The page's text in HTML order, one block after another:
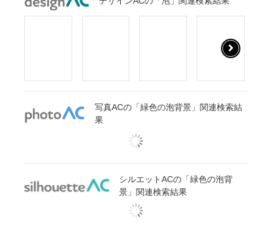
写真ACの「緑色の泡背景」関連検索結
果
シルエットACの「緑色の泡背
景」関連検索結果